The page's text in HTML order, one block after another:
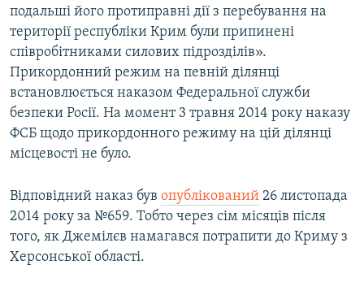
подальші його протиправні дії з перебування на
території республіки Крим були припинені
співробітниками силових підрозділів».
Прикордонний режим на певній ділянці
встановлюється наказом Федеральної служби
безпеки Росії. На момент 3 травня 2014 року наказу
ФСБ щодо прикордонного режиму на цій ділянці
місцевості не було.
Відповідний наказ був опублікований 26 листопада
2014 року за №659. Тобто через сім місяців після
того, як Джемілєв намагався потрапити до Криму з
Херсонської області.